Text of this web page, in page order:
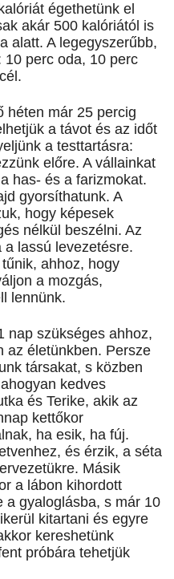
égethetünk el
akár 500 kalóriától is
alatt. A legegyszerűbb,
10 perc oda, 10 perc
héten már 25 percig
a távot és az időt
a testtartásra:
előre. A vállainkat
has- és a farizmokat.
gyorsíthatunk. A
hogy képesek
nélkül beszélni. Az
lassú levezetésre.
ahhoz, hogy
a mozgás,
lennünk.
nap szükséges ahhoz,
az életünkben. Persze
társakat, s közben
kedves
és Terike, akik az
kettőkor
ha esik, ha fúj.
és érzik, a séta
Másik
a lábon kihordott
a gyaloglásba, s már 10
kitartani és egyre
kereshetünk
próbára tehetjük